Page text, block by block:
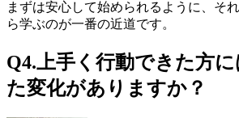
まずは安心して始められるように、そ
ら学ぶのが一番の近道です。
Q4.上手く行動できた方
た変化がありますか？